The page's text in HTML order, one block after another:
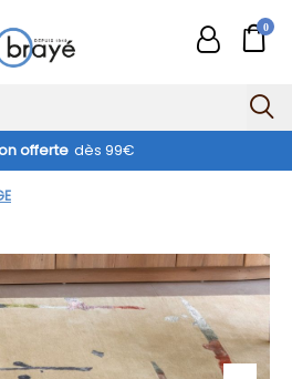
0
offerte dès 99€